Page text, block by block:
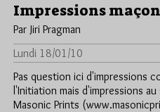
Impressions
Par Jiri Pragman
Lundi 18/01/10
Pas question ici d'impressions
l'Initiation mais d'impressions
Masonic Prints